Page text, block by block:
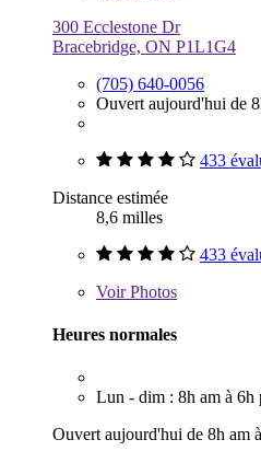
300 Ecclestone Dr
Bracebridge, ON P1L1G4
(705) 640-0056
Ouvert aujourd'hui de
433
Distance estimée
8,6 milles
433
VoirPhotos
Heures normales
Lun - dim : 8h am à 6h
Ouvert aujourd'hui de 8h am